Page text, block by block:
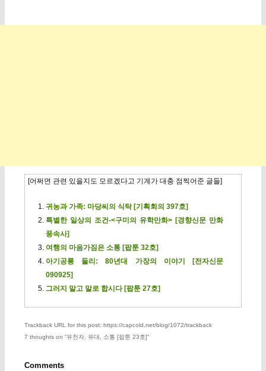
[어쩌면 관련 있을지도 모르겠다고 기계가 대충 점찍어준 글들]
귀농과 가족: 마당씨의 식탁 [기획회의 397호]
특별한 일상의 조건-<구미의 유학만화> [경향신문 만화
풍속사]
여행의 마음가짐은 소통 [팝툰 32호]
아기공룡 둘리: 80년대 가장의 이야기 [전자신문
090925]
그러지 말고 말로 합시다 [팝툰 27호]
Trackback URL for this post: https://capcold.net/blog/1072/trackback
7 thoughts on “유전자, 유대, 소통 [팝툰 23호]”
Comments